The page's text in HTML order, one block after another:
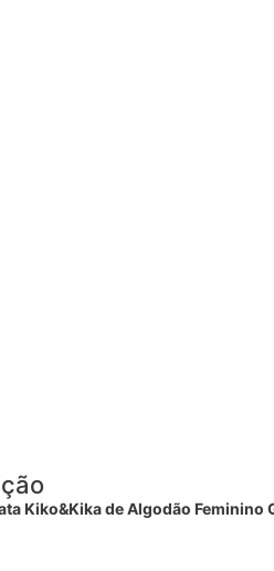
Kiko&Kika de Algodão Feminino